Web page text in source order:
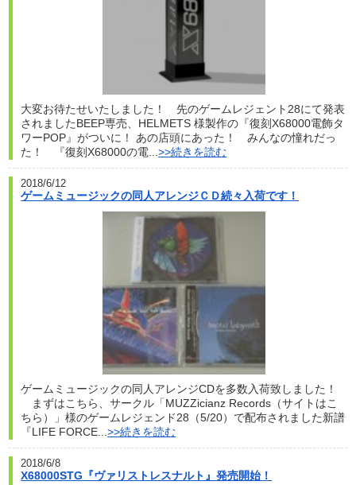
大変お待たせいたしました！ 先のゲームレジェント28にて発表
されましたBEEP専売、HELMETS 様製作の『復刻X68000電飾タ
ワーPOP』がついに！ あの店頭にあった！ みんなの憧れだっ
た！ 『復刻X68000の電...>>続きを読む
2018/6/12
ゲームミュージックの同人アレンジＣＤ続々入荷です！
ゲームミュージックの同人アレンジCDを多数入荷致しました！
まずはこちら、サークル「MUZZicianz Records（サイトはこ
ちら）」様のゲームレジェンド28（5/20）で配布されました新譜
『LIFE FORCE...>>続きを読む
2018/6/8
X68000STG『ヴァリストレスナルト』発売開始！